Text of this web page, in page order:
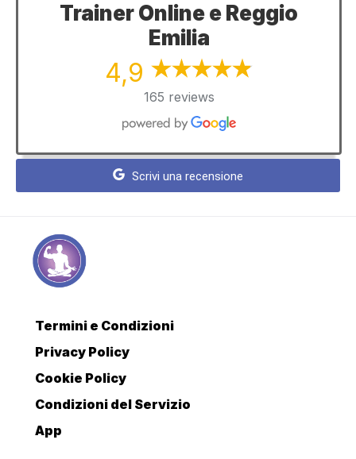
Trainer Online e Reggio
Emilia
4,9
165 reviews
Scrivi una recensione
Termini e Condizioni
Privacy Policy
Cookie Policy
Condizioni del Servizio
App